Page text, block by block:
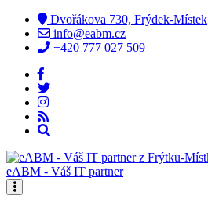
Dvořákova 730, Frýdek-Místek
info@eabm.cz
+420 777 027 509
eABM - Váš IT partner